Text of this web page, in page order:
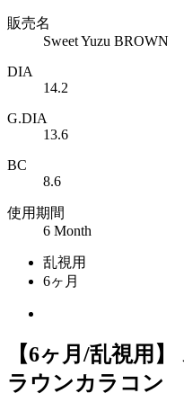
販売名
Sweet Yuzu BROWN
DIA
14.2
G.DIA
13.6
BC
8.6
使用期間
6 Month
乱視用
6ヶ月
【6ヶ月/乱視用
ラウンカラコン